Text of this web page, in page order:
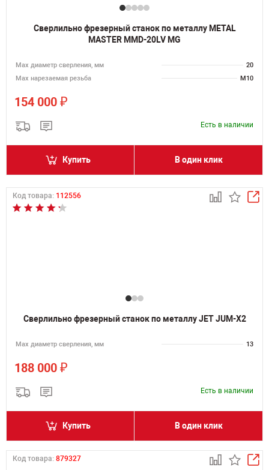
Сверлильно фрезерный станок по металлу METAL
MASTER MMD-20LV MG
Мах диаметр сверления, мм
20
Мах нарезаемая резьба
M10
154 000 ₽
Есть в наличии
Купить В один клик
Код товара: 112556
Сверлильно фрезерный станок по металлу JET JUM-X2
Мах диаметр сверления, мм 13
188 000 ₽
Есть в наличии
Купить В один клик
Код товара: 879327